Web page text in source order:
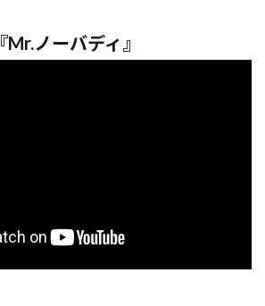
『Mr.ノーバディ』